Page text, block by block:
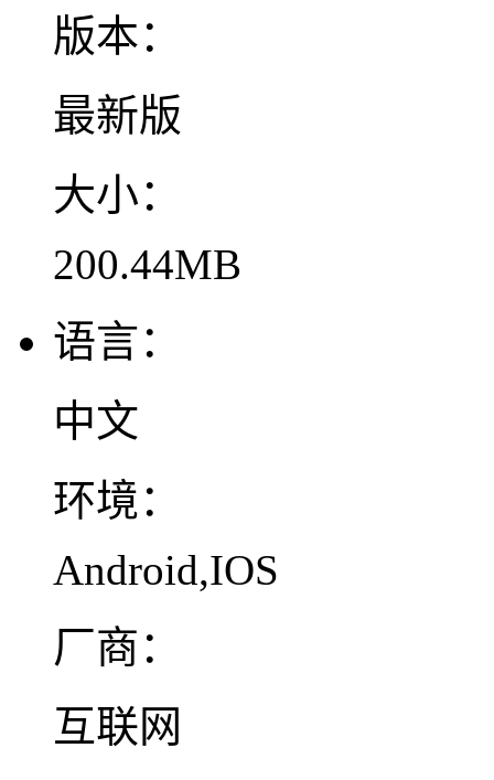
版本：
最新版
大小：
200.44MB
语言：
中文
环境：
Android,IOS
厂商：
互联网